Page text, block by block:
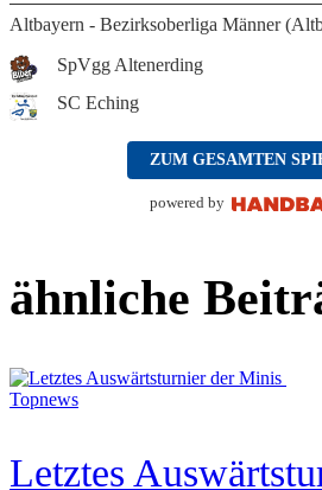
Altbayern - Bezirksoberliga Männer
SpVgg Altenerding
SC Eching
ZUM GESAMTEN
powered by
ähnliche
Topnews
Letztes